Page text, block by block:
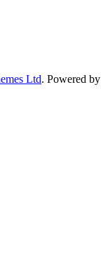
Ltd. Powered by